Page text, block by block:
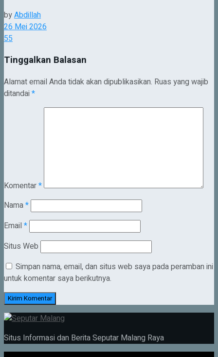
byAbdillah
26 Mei 2026
55
Tinggalkan Balasan
Alamat email Anda tidak akan dipublikasikan. Ruas yang wajib
ditandai *
Komentar*
Nama*
Email *
Situs Web
Simpan nama, email, dan situs web saya pada peramban ini
untuk komentar saya berikutnya.
Situs Informasi dan Berita Seputar Malang Raya